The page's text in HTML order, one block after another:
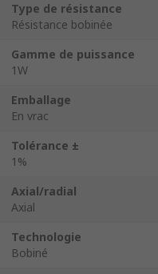
Type de résistance
Résistance bobinée
Gamme de puissance
1W
Emballage
En vrac
Tolérance ±
1%
Axial/radial
Axial
Technologie
Bobiné